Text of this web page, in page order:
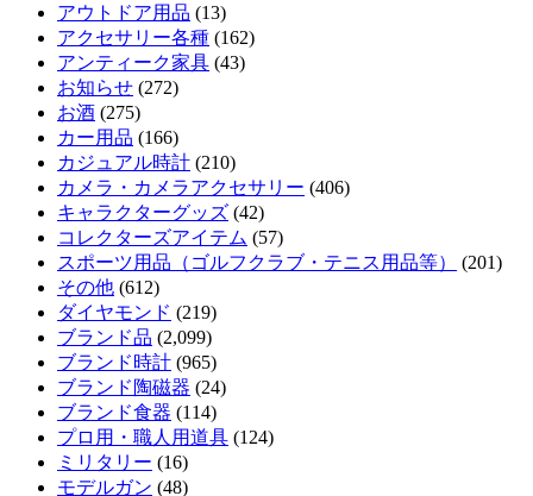
アウトドア用品 (13)
アクセサリー各種 (162)
アンティーク家具 (43)
お知らせ (272)
お酒 (275)
カー用品 (166)
カジュアル時計 (210)
カメラ・カメラアクセサリー (406)
キャラクターグッズ (42)
コレクターズアイテム (57)
スポーツ用品（ゴルフクラブ・テニス用品等）
(201)
その他 (612)
ダイヤモンド (219)
ブランド品 (2,099)
ブランド時計 (965)
ブランド陶磁器 (24)
ブランド食器 (114)
プロ用・職人用道具 (124)
ミリタリー (16)
モデルガン (48)